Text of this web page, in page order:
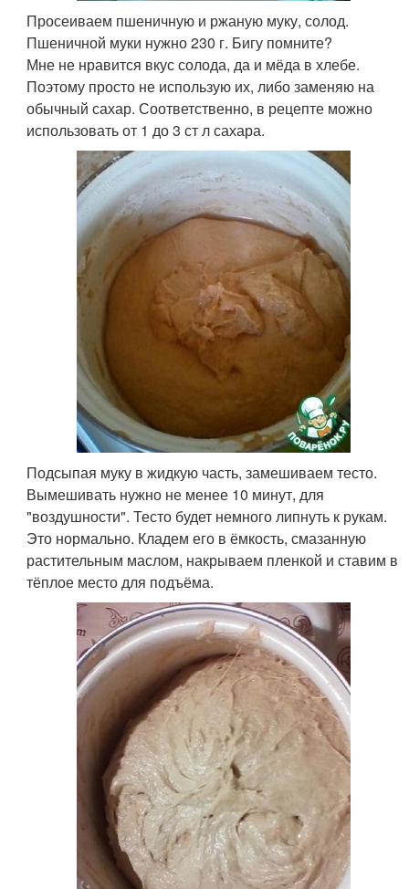
Просеиваем пшеничную и ржаную муку, солод.
Пшеничной муки нужно 230 г. Бигу помните?
Мне не нравится вкус солода, да и мёда в хлебе.
Поэтому просто не использую их, либо заменяю на
обычный сахар. Соответственно, в рецепте можно
использовать от 1 до 3 ст л сахара.
Подсыпая муку в жидкую часть, замешиваем тесто.
Вымешивать нужно не менее 10 минут, для
"воздушности". Тесто будет немного липнуть к рукам.
Это нормально. Кладем его в ёмкость, смазанную
растительным маслом, накрываем пленкой и ставим в
тёплое место для подъёма.